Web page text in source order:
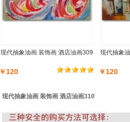
现代抽象油画 装饰画 酒店油画309
￥120
现代抽象
￥120
现代抽象油画 装饰画 酒店油画310